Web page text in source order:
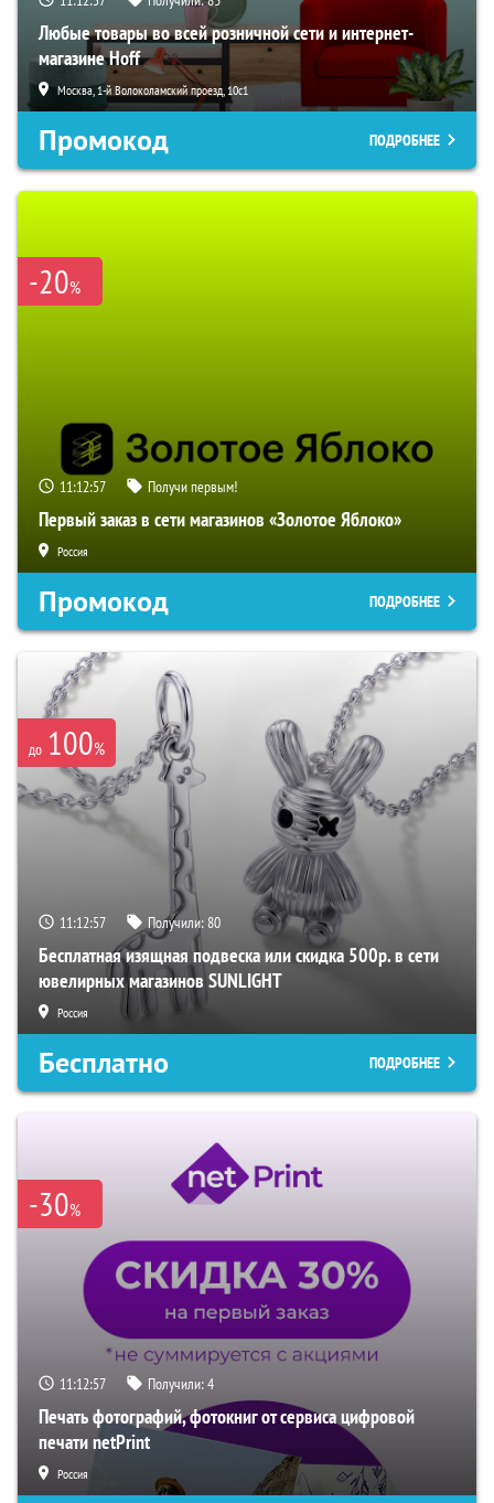
Любые товары во всей розничной сети и интернет-
магазине Hoff
Москва, 1-й Волоколамский проезд, 10с1
Промокод ПОДРОБНЕЕ
-20%
11:12:55 Получи первым!
Первый заказ в сети магазинов «Золотое Яблоко»
Россия
Промокод ПОДРОБНЕЕ
до 100%
11:12:55 Получили:80
Бесплатная изящная подвеска или скидка 500р. в сети
ювелирных магазинов SUNLIGHT
Россия
Бесплатно ПОДРОБНЕЕ
-30%
11:12:55 Получили:4
Печать фотографий, фотокниг от сервиса цифровой
печати netPrint
Россия